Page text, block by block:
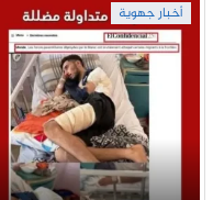
أخبار جهوية